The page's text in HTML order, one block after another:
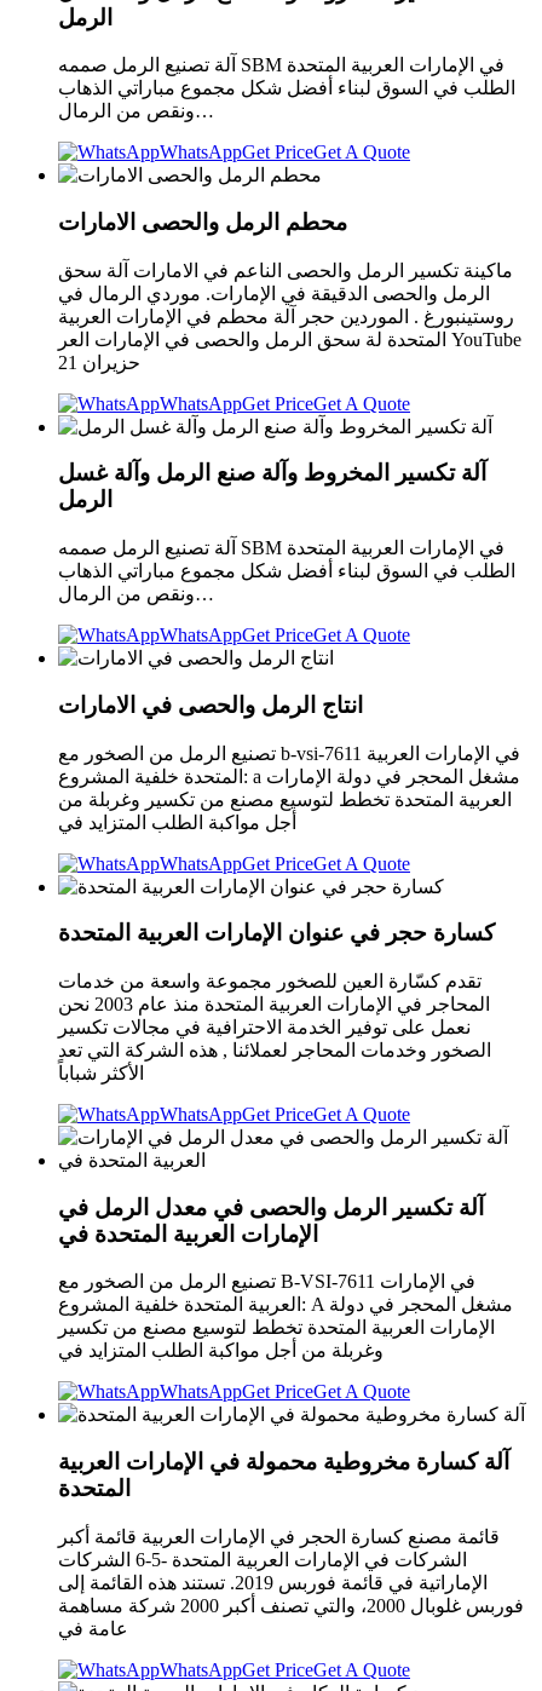
الرمل
آلة تصنيع الرمل صممه SBM في الإمارات العربية المتحدة
الطلب في السوق لبناء أفضل شكل مجموع مباراتي الذهاب
ونقص من الرمال…
WhatsAppGet PriceGet A Quote
محطم الرمل والحصى الامارات
ماكينة تكسير الرمل والحصى الناعم في الامارات آلة سحق
الرمل والحصى الدقيقة في الإمارات. موردي الرمال في
روستينبورغ . الموردين حجر آلة محطم في الإمارات العربية
المتحدة لة سحق الرمل والحصى في الإمارات العر YouTube
21 حزيران
WhatsAppGet PriceGet A Quote
آلة تكسير المخروط وآلة صنع الرمل وآلة غسل
الرمل
آلة تصنيع الرمل صممه SBM في الإمارات العربية المتحدة
الطلب في السوق لبناء أفضل شكل مجموع مباراتي الذهاب
ونقص من الرمال…
WhatsAppGet PriceGet A Quote
انتاج الرمل والحصى في الامارات
تصنيع الرمل من الصخور مع b-vsi-7611 في الإمارات العربية
المتحدة خلفية المشروع: a مشغل المحجر في دولة الإمارات
العربية المتحدة تخطط لتوسيع مصنع من تكسير وغربلة من
أجل مواكبة الطلب المتزايد في
WhatsAppGet PriceGet A Quote
كسارة حجر في عنوان الإمارات العربية المتحدة
تقدم كسّارة العين للصخور مجموعة واسعة من خدمات
المحاجر في الإمارات العربية المتحدة منذ عام 2003 نحن
نعمل على توفير الخدمة الاحترافية في مجالات تكسير
الصخور وخدمات المحاجر لعملائنا , هذه الشركة التي تعد
الأكثر شباباً
WhatsAppGet PriceGet A Quote
آلة تكسير الرمل والحصى في معدل الرمل في
الإمارات العربية المتحدة في
تصنيع الرمل من الصخور مع B-VSI-7611 في الإمارات
العربية المتحدة خلفية المشروع: A مشغل المحجر في دولة
الإمارات العربية المتحدة تخطط لتوسيع مصنع من تكسير
وغربلة من أجل مواكبة الطلب المتزايد في
WhatsAppGet PriceGet A Quote
آلة كسارة مخروطية محمولة في الإمارات العربية
المتحدة
قائمة مصنع كسارة الحجر في الإمارات العربية قائمة أكبر
الشركات في الإمارات العربية المتحدة -5-6 الشركات
الإماراتية في قائمة فوربس 2019. تستند هذه القائمة إلى
فوربس غلوبال 2000، والتي تصنف أكبر 2000 شركة مساهمة
عامة في
WhatsAppGet PriceGet A Quote